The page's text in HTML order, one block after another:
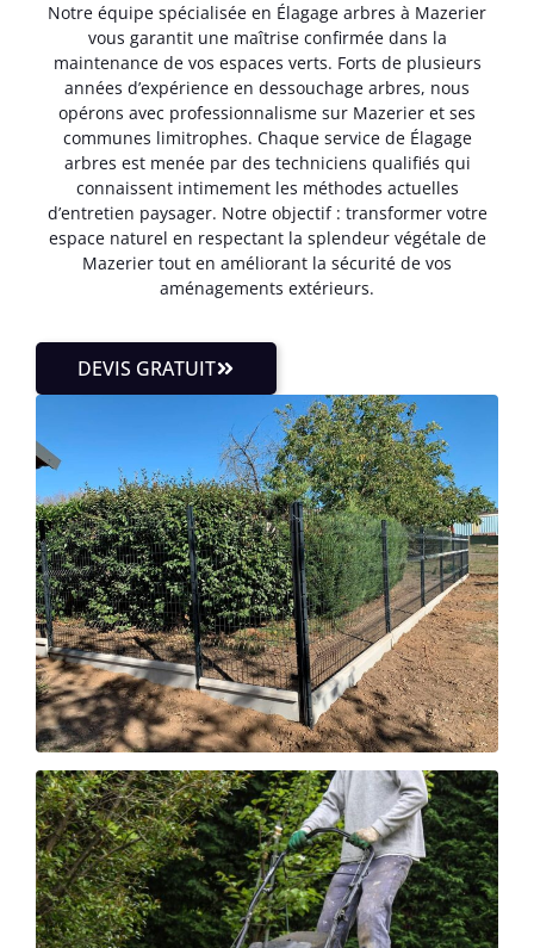
Notre équipe spécialisée en Élagage arbres à Mazerier
vous garantit une maîtrise confirmée dans la
maintenance de vos espaces verts. Forts de plusieurs
années d’expérience en dessouchage arbres, nous
opérons avec professionnalisme sur Mazerier et ses
communes limitrophes. Chaque service de Élagage
arbres est menée par des techniciens qualifiés qui
connaissent intimement les méthodes actuelles
d’entretien paysager. Notre objectif : transformer votre
espace naturel en respectant la splendeur végétale de
Mazerier tout en améliorant la sécurité de vos
aménagements extérieurs.
DEVIS GRATUIT